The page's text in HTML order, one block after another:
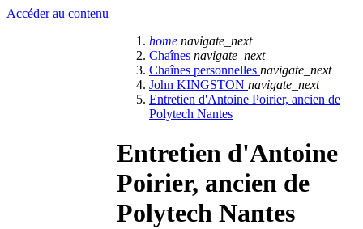
Accéder au contenu
home navigate_next
Chaînes navigate_next
Chaînes personnelles navigate_next
John KINGSTON navigate_next
Entretien d'Antoine Poirier, ancien de
Polytech Nantes
Entretien d'Antoine
Poirier, ancien de
Polytech Nantes